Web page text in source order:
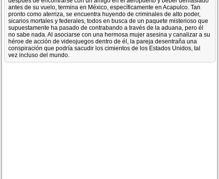
antes de su vuelo, termina en México, específicamente en Acapulco. Tan
pronto como aterriza, se encuentra huyendo de criminales de alto poder,
sicarios mortales y federales, todos en busca de un paquete misterioso que
supuestamente ha pasado de contrabando a través de la aduana, pero él
no sabe nada. Al asociarse con una hermosa mujer asesina y canalizar a su
héroe de acción de videojuegos dentro de él, la pareja desentraña una
conspiración que podría sacudir los cimientos de los Estados Unidos, tal
vez incluso del mundo.